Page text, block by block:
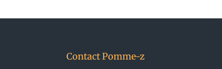
Contact Pomme-z